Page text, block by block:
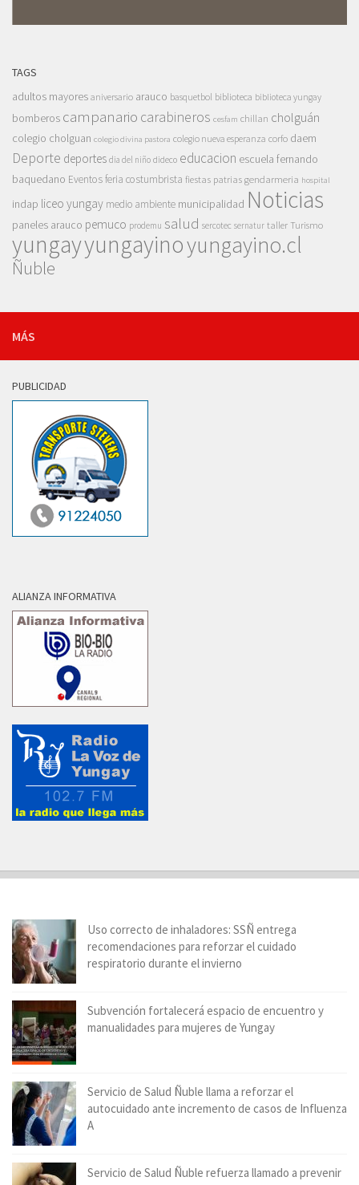
TAGS
adultos mayores aniversario arauco basquetbol biblioteca biblioteca yungay
bomberos campanario carabineros cesfam chillan cholguán
colegio cholguan colegio divina pastora colegio nueva esperanza corfo daem
Deporte deportes dia del niño dideco educacion escuela fernando
baquedano Eventosferia costumbrista fiestas patrias gendarmeria hospital
indap liceo yungay medio ambiente municipalidad Noticias
paneles arauco pemuco prodemu salud sercotec sernatur taller Turismo
yungayyungayinoyungayino.cl
Ñuble
MÁS
PUBLICIDAD
ALIANZA INFORMATIVA
Uso correcto de inhaladores: SSÑ entrega
recomendaciones para reforzar el cuidado
respiratorio durante el invierno
Subvención fortalecerá espacio de encuentro y
manualidades para mujeres de Yungay
Servicio de Salud Ñuble llama a reforzar el
autocuidado ante incremento de casos de Influenza
A
Servicio de Salud Ñuble refuerza llamado a prevenir